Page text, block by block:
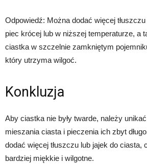
Odpowiedź: Można dodać więcej
piec krócej lub w niższej temperaturze, a
ciastka w szczelnie zamkniętym
który utrzyma wilgoć.
Konkluzja
Aby ciastka nie były twarde, należy
mieszania ciasta i pieczenia ich zbyt
dodać więcej tłuszczu lub jajek do ciasta,
bardziej miękkie i wilgotne.